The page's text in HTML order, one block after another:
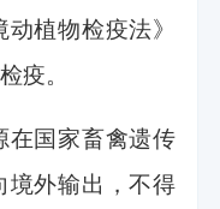
植物检疫法》
疫。
国家畜禽遗传
境外输出，不得